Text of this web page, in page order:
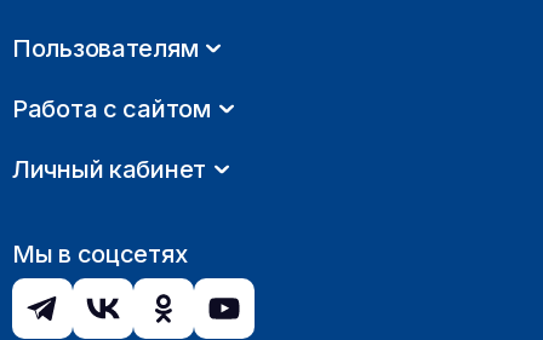
Пользователям
Работа с сайтом
Личный кабинет
Мы в соцсетях